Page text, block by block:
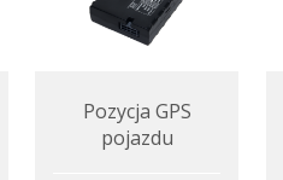
Pozycja GPS
pojazdu